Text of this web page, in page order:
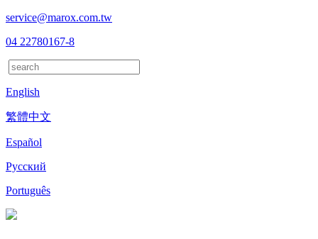
service@marox.com.tw
04 22780167-8
English
繁體中文
Español
Русский
Português